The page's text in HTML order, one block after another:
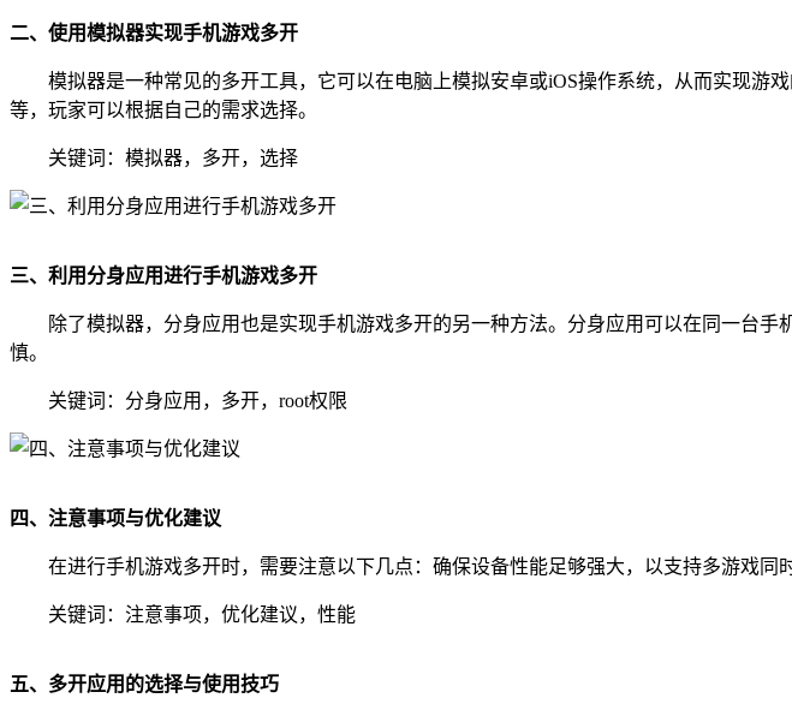
二、使用模拟器实现手机游戏多开
模拟器是一种常见的多开工具，它可以在电脑上模拟安卓或iOS操作系统，从而实现游
等，玩家可以根据自己的需求选择。
关键词：模拟器，多开，选择
三、利用分身应用进行手机游戏多开
除了模拟器，分身应用也是实现手机游戏多开的另一种方法。分身应用可以在同一台
慎。
关键词：分身应用，多开，root权限
四、注意事项与优化建议
在进行手机游戏多开时，需要注意以下几点：确保设备性能足够强大，以支持多游戏
关键词：注意事项，优化建议，性能
五、多开应用的选择与使用技巧